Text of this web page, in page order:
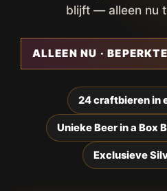
blijft — alleen nu
ALLEEN NU ·
24 craftbieren in
Unieke Beer in a Box
Exclusieve